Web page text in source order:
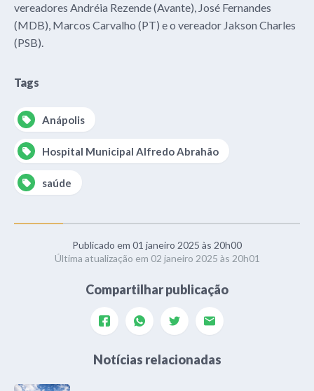
vereadores Andréia Rezende (Avante), José Fernandes
(MDB), Marcos Carvalho (PT) e o vereador Jakson Charles
(PSB).
Tags
Anápolis
Hospital Municipal Alfredo Abrahão
saúde
Publicado em 01 janeiro 2025 às 20h00
Última atualização em 02 janeiro 2025 às 20h01
Compartilhar publicação
Notícias relacionadas